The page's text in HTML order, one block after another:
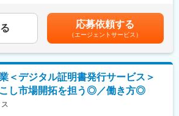
知識を取得できるよう基礎から研修。その後は
案件に関わりながらスキルを習得。スキル・知
があるので安心してください。
スマナー、情報セキュリティ、商材知識、実業
をWeb配信や定期的な集合研修、現場でのOJT
を行います。
コアタイムなし）・リモートワーク可
務効率化」「セキュリティ強化」「DX推進」な
時間をかけて向き合い、最適な解決策を検討・
イルです。
容
体・大手企業）への課題ヒアリング
る解決策の企画・立案
ワーク／クラウド／セキュリティ等）を組み合
れます。賃金はあくまでも目安の金額であり、
する可能性があります。月給(月額)は固定手当を
応募依頼する
（エージェントサービス）
＜デジタル証明書発行サービス＞
し市場開拓を担う◎／働き方◎